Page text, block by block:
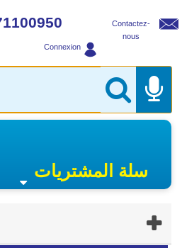
Contactez-
nous
Connexion
سلة المشتريات